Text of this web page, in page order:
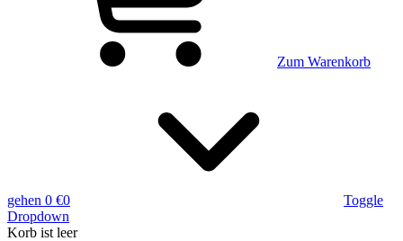
Zum Warenkorb
gehen 0 €0
Toggle
Dropdown
Korb ist leer